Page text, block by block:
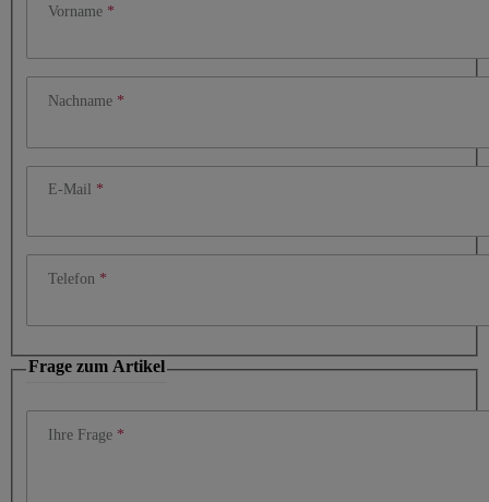
Vorname
Nachname
E-Mail
Telefon
Frage zum Artikel
Ihre Frage